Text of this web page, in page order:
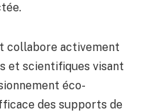
collabore activement
et scientifiques visant
éco-
des supports de